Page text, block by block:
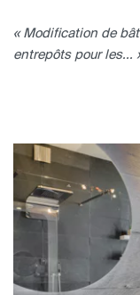
« Modification de
entrepôts pour les...